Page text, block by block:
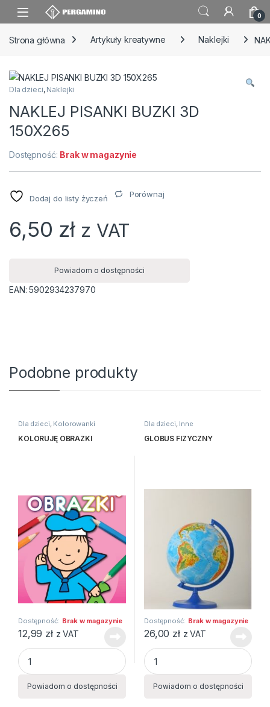
Skip to navigation
Skip to content
0
Strona główna Artykuły kreatywne Naklejki
Dla dzieci, Naklejki
NAKLEJ PISANKI BUZKI 3D
150X265
Dostępność: Brak w magazynie
Dodaj do listy życzeń Porównaj
6,50 zł z VAT
Powiadom o dostępności
EAN:5902934237970
Podobne produkty
Dla dzieci Kolorowanki
KOLORUJĘ OBRAZKI
Dostępność: Brak w magazynie
12,99 zł z VAT
KOLORUJĘ OBRAZKI quantity
Powiadom o dostępności
Dla dzieci Inne
GLOBUS FIZYCZNY
Dostępność: Brak w magazynie
26,00 zł z VAT
GLOBUS FIZYCZNY quantity
Powiadom o dostępności